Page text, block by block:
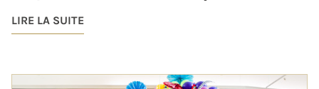
LIRE LA SUITE